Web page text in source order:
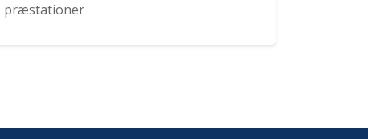
præstationer